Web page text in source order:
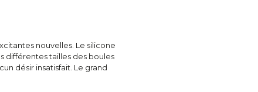
nouvelles. Le silicone
différentes tailles des boules
désir insatisfait. Le grand